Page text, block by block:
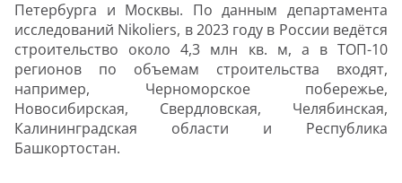
Петербурга и Москвы. По данным департамента
исследований Nikoliers, в 2023 году в России ведётся
строительство около 4,3 млн кв. м, а в ТОП-10
регионов по объемам строительства входят,
например, Черноморское побережье,
Новосибирская, Свердловская, Челябинская,
Калининградская области и Республика
Башкортостан.